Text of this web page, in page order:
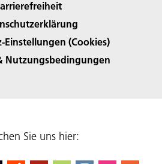
Einstellungen (Cookies)
Nutzungsbedingungen
Sie uns hier: